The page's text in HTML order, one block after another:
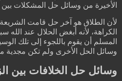
الأخيرة من وسائل حل المشكلات
لأن الطلاق هو آخر حل قامت الشريعة
الكراهة، لأنه أبغض الحلال عند الله
المسلم أن يقوم باللجوء إلى تلك
وسائل الحل الأخرى ولم تكن مجدية
وسائل حل الخلافات بين